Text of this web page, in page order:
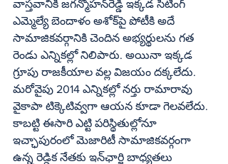
వాస్తవానికి జగన్మోహన్‌రెడ్డి ఇక్కడ సిటింగ్‌
ఎమ్మెల్యే బెందాళం అశోక్‌పై పోటీకి అదే
సామాజికవర్గానికి చెందిన అభ్యర్థులను గత
రెండు ఎన్నికల్లో నిలిపారు. అయినా ఇక్కడ
గ్రూపు రాజకీయాల వల్ల విజయం దక్కలేదు.
మరోవైపు 2014 ఎన్నికల్లో నర్తు రామారావు
వైకాపా టిక్కెటివ్వగా ఆయన కూడా గెలవలేదు.
కాబట్టి ఈసారి ఎట్టి పరిస్థితుల్లోనూ
ఇచ్ఛాపురంలో మెజారిటీ సామాజికవర్గంగా
ఉన్న రెడ్డిక నేతకు ఇన్‌ఛార్జి బాధ్యతలు